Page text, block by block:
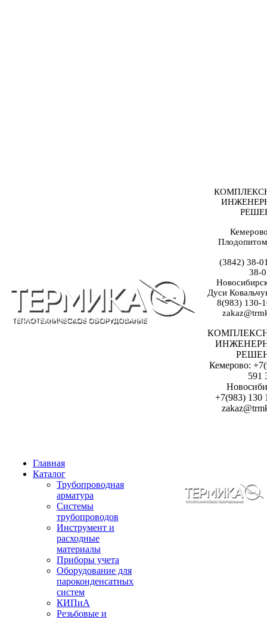
(3842) 38-
38-
Дуси
8(983) 130-
Кемерово:
591
+7(983) 130
Главная
Каталог
Трубопроводная
арматура
Системы
трубопроводов
Инструмент и
расходные
материалы
Приборы учета
Оборудование для
пароконденсатных
систем
КИПиА
Резьбовые и